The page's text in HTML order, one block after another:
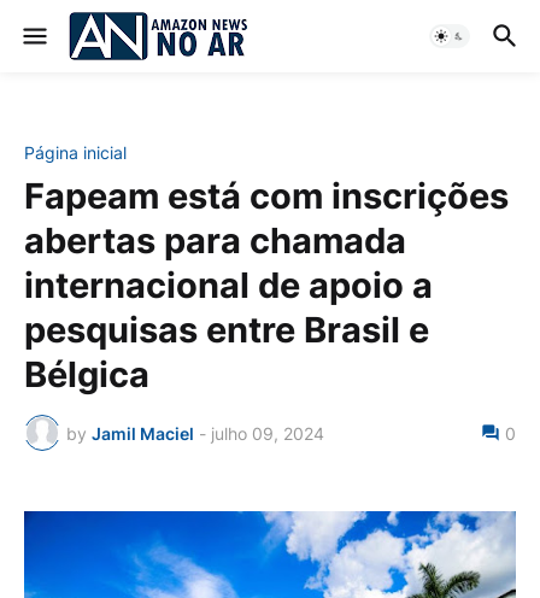
Página inicial
Fapeam está com inscrições
abertas para chamada
internacional de apoio a
pesquisas entre Brasil e
Bélgica
by Jamil Maciel - julho 09, 2024 0